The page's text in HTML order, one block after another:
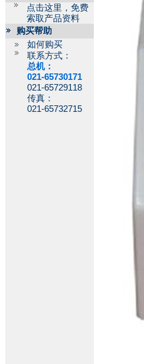
点击这里，免费
索取产品资料
购买帮助
如何购买
联系方式：
总机：
021-65730171
021-65729118
传真：
021-65732715